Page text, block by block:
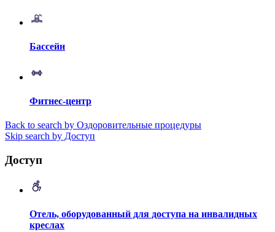
Бассейн
Фитнес-центр
Back to search by Оздоровительные процедуры
Skip search by Доступ
Доступ
Отель, оборудованный для доступа на инвалидных
креслах